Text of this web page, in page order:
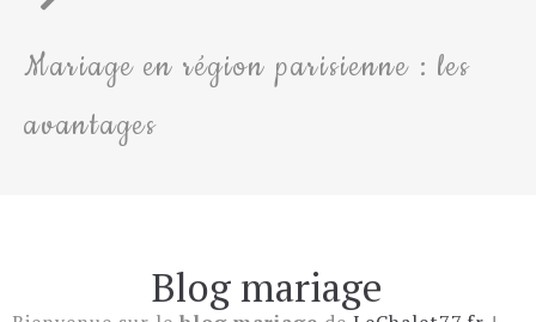
Mariage en région parisienne : les
avantages
Blog mariage